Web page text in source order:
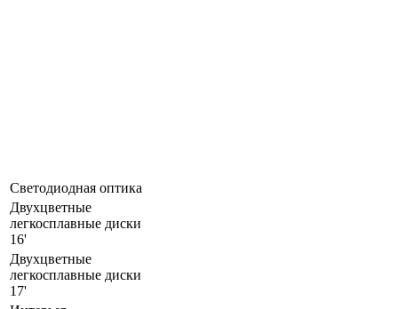
Светодиодная оптика
Двухцветные
легкосплавные диски
16'
Двухцветные
легкосплавные диски
17'